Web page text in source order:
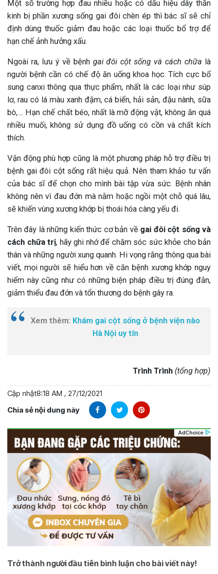
Một số trường hợp đau nhiều hoặc có dấu hiệu dây thần
kinh bị phần xương sống gai đôi chèn ép thì bác sĩ sẽ chỉ
định dùng thuốc giảm đau hoặc các loại thuốc bổ trợ để
hạn chế ảnh hưởng xấu.
Ngoài ra, lưu ý về bệnh gai đôi cột sống và cách chữa là
người bệnh cần có chế độ ăn uống khoa học. Tích cực bổ
sung canxi thông qua thực phẩm, nhất là các loại như súp
lơ, rau có lá màu xanh đậm, cá biển, hải sản, đậu nành, sữa
bò,… Hạn chế chất béo, nhất là mỡ động vật, không ăn quá
nhiều muối, không sử dụng đồ uống có cồn và chất kích
thích.
Vận động phù hợp cũng là một phương pháp hỗ trợ điều trị
bệnh gai đôi cột sống rất hiệu quả. Nên tham khảo tư vấn
của bác sĩ để chọn cho mình bài tập vừa sức. Bệnh nhân
không nên vì đau đớn mà nằm hoặc ngồi một chỗ quá lâu,
sẽ khiến vùng xương khớp bị thoái hóa càng yếu đi.
Trên đây là những kiến thức cơ bản về gai đôi cột sống và
cách chữa trị, hãy ghi nhớ để chăm sóc sức khỏe cho bản
thân và những người xung quanh. Hi vọng rằng thông qua bài
viết, mọi người sẽ hiểu hơn về căn bệnh xương khớp nguy
hiểm này cũng như có những biện pháp điều trị đúng đắn,
giảm thiểu đau đớn và tổn thương do bệnh gây ra.
Xem thêm: Khám gai cột sống ở bệnh viện nào
Hà Nội uy tín
Trình Trình (tổng hợp)
Cập nhật8:18 AM , 27/12/2021
Chia sẻ nội dung này
Trở thành người đầu tiên bình luận cho bài viết này!